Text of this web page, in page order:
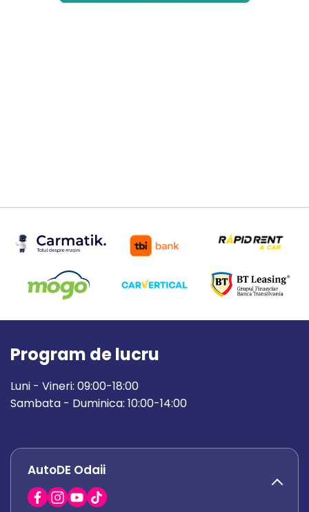
Program de lucru
Luni - Vineri: 09:00-18:00
Sambata - Duminica: 10:00-14:00
AutoDE Odaii